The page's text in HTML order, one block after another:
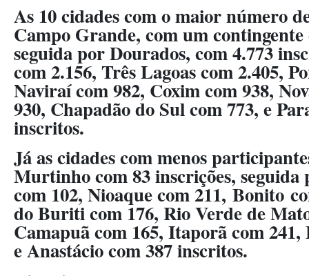
As 10 cidades com o maior número
Campo Grande, com um
seguida por Dourados, com 4.773
com 2.156, Três Lagoas com 2.405,
Naviraí com 982, Coxim com 938,
930, Chapadão do Sul com 773, e
inscritos.
Já as cidades com menos
Murtinho com 83 inscrições, seguida
com 102, Nioaque com 211, Bonito
do Buriti com 176, Rio Verde de
Camapuã com 165, Itaporã com 241,
e Anastácio com 387 inscritos.